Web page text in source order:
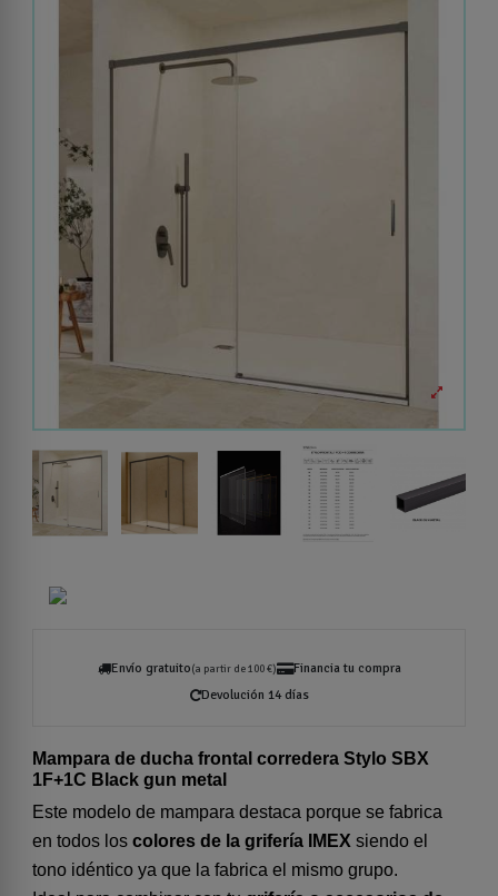
Envío gratuito(a partir de 100 €)
Financia tu compra
Devolución 14 días
Mampara de ducha frontal corredera Stylo SBX
1F+1C Black gun metal
Este modelo de mampara destaca porque se fabrica
en todos los colores de la grifería IMEX siendo el
tono idéntico ya que la fabrica el mismo grupo.